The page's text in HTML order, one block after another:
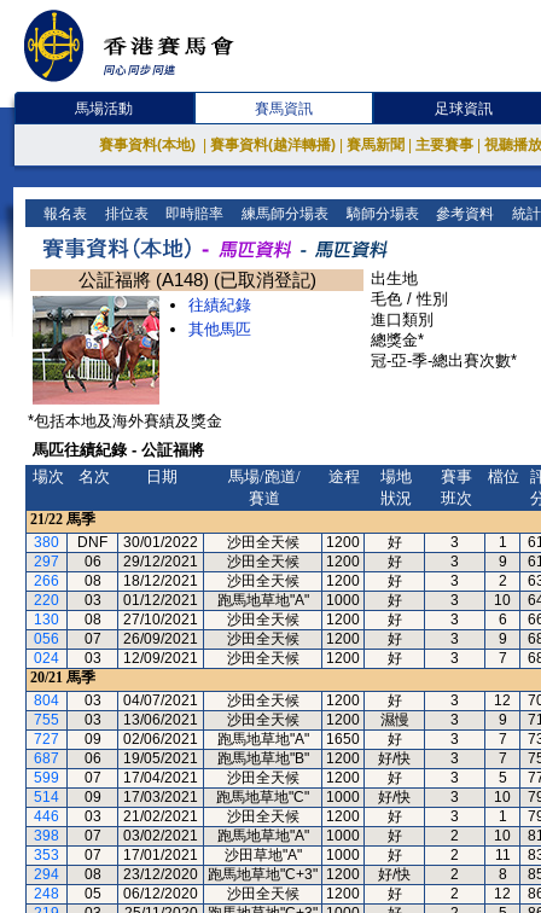
馬場活動 賽馬資訊 足球資訊
賽事資料(本地) 賽事資料(越洋轉播) 賽馬新聞 主要賽事 視聽播
報名表 排位表 即時賠率 練馬師分場表 騎師分場表 參考資料 統
公証福將 (A148) (已取消登記)
往績紀錄
其他馬匹
出生地
毛色 / 性別
進口類別
總獎金*
冠-亞-季-總出賽次數*
*包括本地及海外賽績及獎金
馬匹往績紀錄 - 公証福將
場次
名次 日期
馬場/跑道/
賽道
途程
場地
狀況
賽事
班次
檔位
21/22 馬季
380
DNF 30/01/2022 沙田全天候 1200 好 3 1
297
06 29/12/2021 沙田全天候 1200 好 3 9
266
08 18/12/2021 沙田全天候 1200 好 3 2
220
03 01/12/2021 跑馬地草地"A" 1000 好 3 10
130
08 27/10/2021 沙田全天候 1200 好 3 6
056
07 26/09/2021 沙田全天候 1200 好 3 9
024
03 12/09/2021 沙田全天候 1200 好 3 7
20/21 馬季
804
03 04/07/2021 沙田全天候 1200 好 3 12
755
03 13/06/2021 沙田全天候 1200 濕慢 3 9
727
09 02/06/2021 跑馬地草地"A" 1650 好 3 7
687
06 19/05/2021 跑馬地草地"B" 1200 好/快 3 7
599
07 17/04/2021 沙田全天候 1200 好 3 5
514
09 17/03/2021 跑馬地草地"C" 1000 好/快 3 10
446
03 21/02/2021 沙田全天候 1200 好 3 1
398
07 03/02/2021 跑馬地草地"A" 1000 好 2 10
353
07 17/01/2021 沙田草地"A" 1000 好 2 11
294
08 23/12/2020 跑馬地草地"C+3" 1200 好/快 2 8
248
05 06/12/2020 沙田全天候 1200 好 2 12